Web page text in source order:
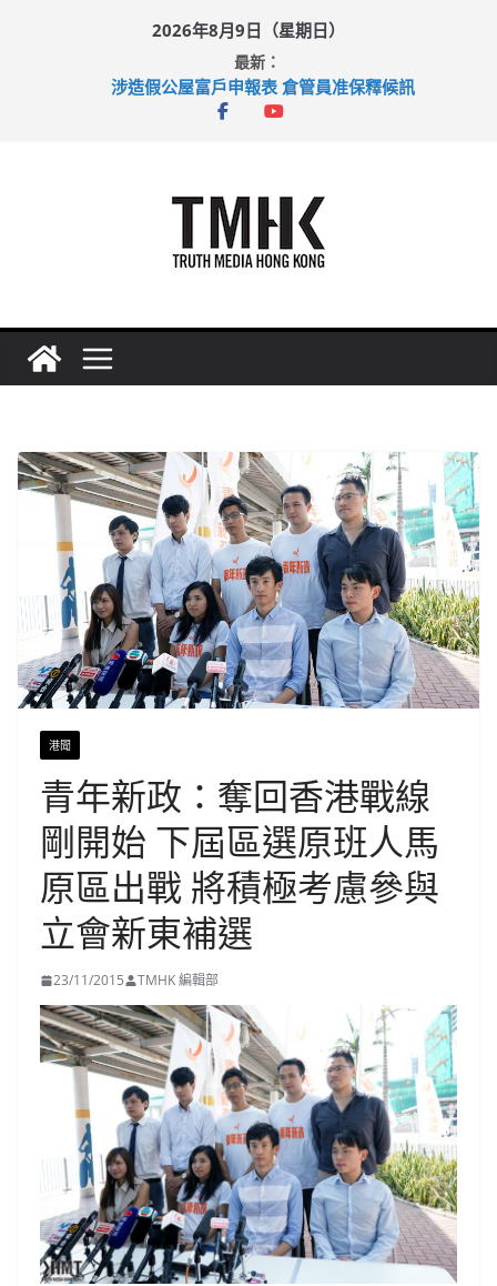
2026年8月9日（星期日）
最新：
涉造假公屋富戶申報表 倉管員准保釋候訊
港聞
青年新政：奪回香港戰線
剛開始 下屆區選原班人馬
原區出戰 將積極考慮參與
立會新東補選
23/11/2015 TMHK 編輯部